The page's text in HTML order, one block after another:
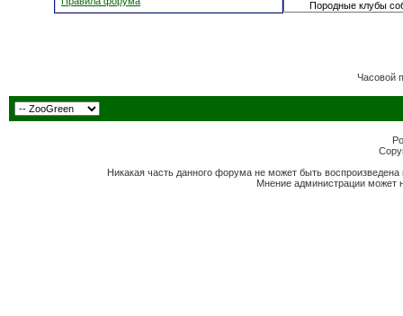
Часовой
Никакая часть данного форума не может быть
Мнение администрации может